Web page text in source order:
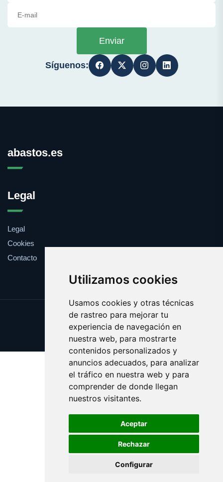
Utilizamos cookies
Usamos cookies y otras técnicas
de rastreo para mejorar tu
experiencia de navegación en
nuestra web, para mostrarte
contenidos personalizados y
anuncios adecuados, para analizar
el tráfico en nuestra web y para
comprender de donde llegan
nuestros visitantes.
Aceptar
Rechazar
Configurar
Enviar
Síguenos:
abastos.es
Legal
Legal
Cookies
Contacto
Update cookies preferences
Copyright © 2025 abastos.es